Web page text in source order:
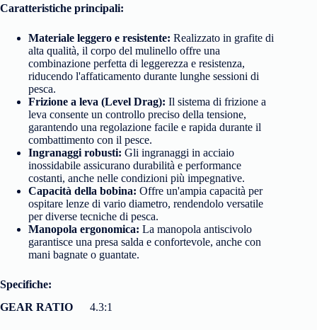
Caratteristiche principali:
Materiale leggero e resistente: Realizzato in grafite di
alta qualità, il corpo del mulinello offre una
combinazione perfetta di leggerezza e resistenza,
riducendo l'affaticamento durante lunghe sessioni di
pesca.
Frizione a leva (Level Drag): Il sistema di frizione a
leva consente un controllo preciso della tensione,
garantendo una regolazione facile e rapida durante il
combattimento con il pesce.
Ingranaggi robusti: Gli ingranaggi in acciaio
inossidabile assicurano durabilità e performance
costanti, anche nelle condizioni più impegnative.
Capacità della bobina: Offre un'ampia capacità per
ospitare lenze di vario diametro, rendendolo versatile
per diverse tecniche di pesca.
Manopola ergonomica: La manopola antiscivolo
garantisce una presa salda e confortevole, anche con
mani bagnate o guantate.
Specifiche:
GEAR RATIO 4.3:1